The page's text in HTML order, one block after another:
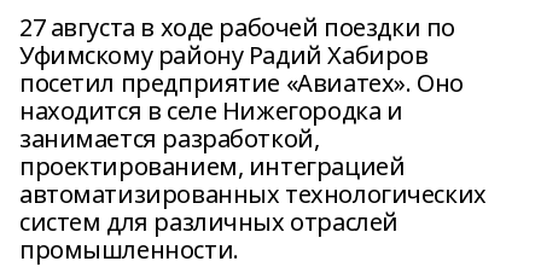
27 августа в ходе рабочей поездки по
Уфимскому району Радий Хабиров
посетил предприятие «Авиатех». Оно
находится в селе Нижегородка и
занимается разработкой,
проектированием, интеграцией
автоматизированных технологических
систем для различных отраслей
промышленности.